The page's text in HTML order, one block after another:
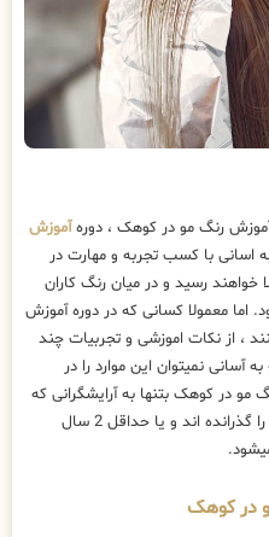
آموزش رنگ مو در کوهک ، دورهآموزش
اسانی با کسب تجربه و مهارت در
خواهند رسید و در میان رنگ کاران
معمولا کسانی که در دوره آموزش
، از نکات اموزشی و تجربیات چند
نمیتوان این موارد را در
در کوهک بتنها به آرایشگرانی که
را گذرانده اند و یا حداقل 2 سال
در کوهک